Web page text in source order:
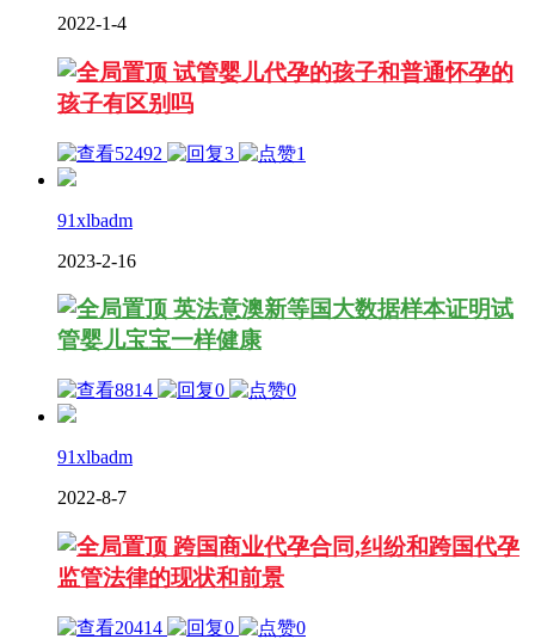
2022-1-4
试管婴儿代孕的孩子和普通怀孕的
孩子有区别吗
52492 3 1
91xlbadm
2023-2-16
英法意澳新等国大数据样本证明试
管婴儿宝宝一样健康
8814 0 0
91xlbadm
2022-8-7
跨国商业代孕合同,纠纷和跨国代孕
监管法律的现状和前景
20414 0 0